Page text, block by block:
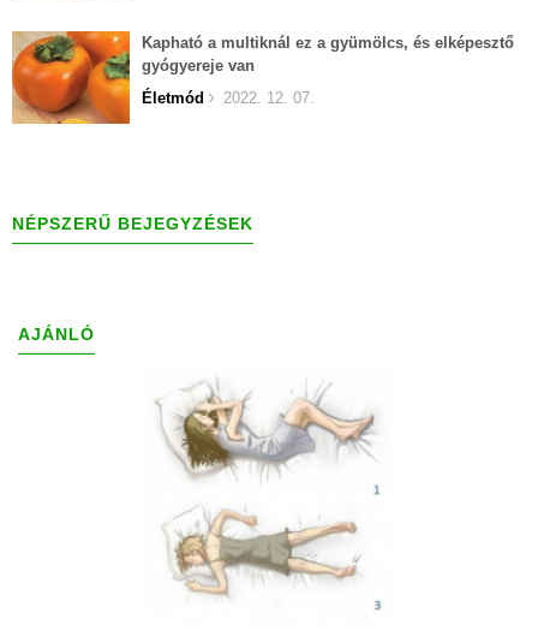
Kapható a multiknál ez a gyümölcs, és elképesztő
gyógyereje van
Életmód
2022. 12. 07.
NÉPSZERŰ BEJEGYZÉSEK
AJÁNLÓ